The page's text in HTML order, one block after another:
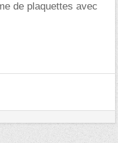
de plaquettes avec